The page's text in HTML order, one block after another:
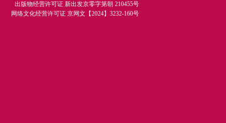
出版物经营许可证 新出发京零字第朝 210455号
网络文化经营许可证 京网文【2024】3232-160号